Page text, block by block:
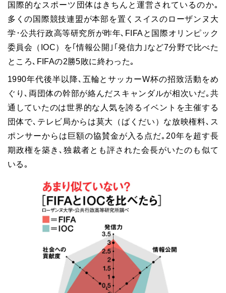
国際的なスポーツ団体はきちんと運営されているのか｡
多くの国際競技連盟が本部を置くスイスのローザンヌ大
学･公共行政高等研究所が昨年､FIFAと国際オリンピック
委員会（IOC）を｢情報公開｣｢発信力｣など7分野で比べた
ところ､FIFAの2勝5敗に終わった｡
1990年代後半以降､五輪とサッカーW杯の招致活動をめ
ぐり､両団体の幹部が絡んだスキャンダルが相次いだ｡共
通していたのは世界的な人気を誇るイベントを主催する
団体で､テレビ局からは莫大（ばくだい）な放映権料､ス
ポンサーからは巨額の協賛金が入る点だ｡20年を超す長
期政権を築き､独裁者とも評された会長がいたのも似て
いる｡